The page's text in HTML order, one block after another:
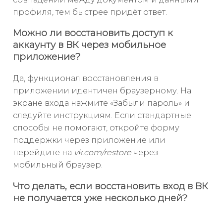
профиля, тем быстрее придёт ответ.
Можно ли восстановить доступ к
аккаунту в ВК через мобильное
приложение?
Да, функционал восстановления в
приложении идентичен браузерному. На
экране входа нажмите «Забыли пароль» и
следуйте инструкциям. Если стандартные
способы не помогают, откройте форму
поддержки через приложение или
перейдите на vk.com/restore через
мобильный браузер.
Что делать, если восстановить вход в ВК
не получается уже несколько дней?